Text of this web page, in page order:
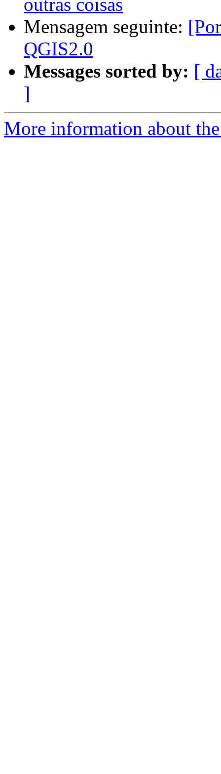
outras coisas
Mensagem seguinte:
QGIS2.0
Messages sorted by: [
]
More information about